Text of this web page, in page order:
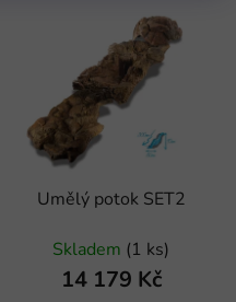
Umělý potok SET2
Skladem (1 ks)
14 179 Kč